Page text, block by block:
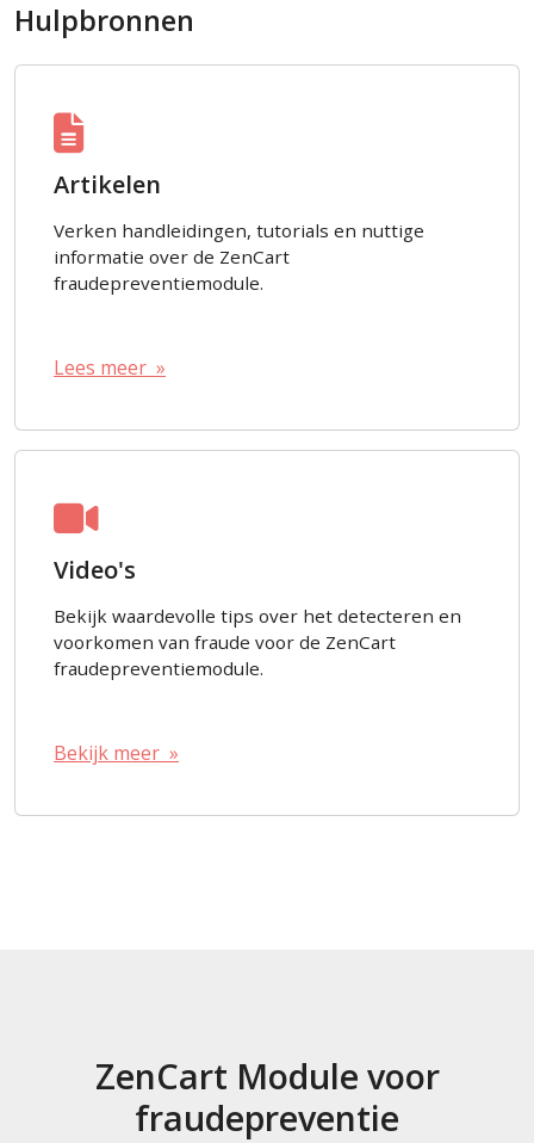
Hulpbronnen
Artikelen
Verken handleidingen, tutorials en nuttige
informatie over de ZenCart
fraudepreventiemodule.
Lees meer »
Video's
Bekijk waardevolle tips over het detecteren en
voorkomen van fraude voor de ZenCart
fraudepreventiemodule.
Bekijk meer »
ZenCart Module voor
fraudepreventie